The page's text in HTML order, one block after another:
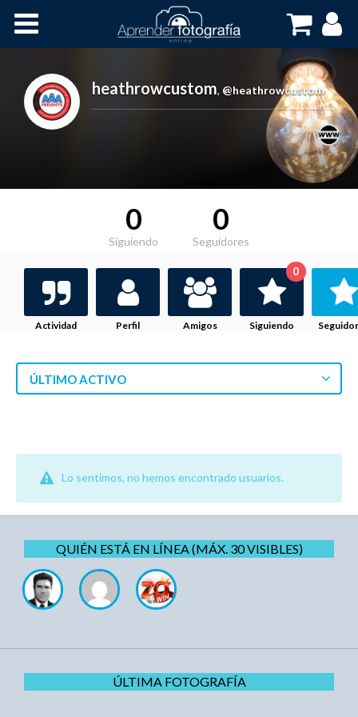
Cursos OnLine
heathrowcustom, @heathrowcustom
0
Siguiendo
0
Seguidores
Actividad Perfil Amigos Siguiendo
0
ÚLTIMO ACTIVO
Lo sentimos, no hemos encontrado usuarios.
QUIÉN ESTÁ EN LÍNEA (MÁX. 30 VISIBLES)
ÚLTIMA FOTOGRAFÍA